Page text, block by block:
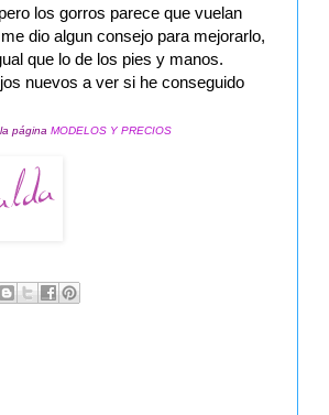
los gorros parece que vuelan
dio algun consejo para mejorarlo,
que lo de los pies y manos.
nuevos a ver si he conseguido
página MODELOS Y PRECIOS